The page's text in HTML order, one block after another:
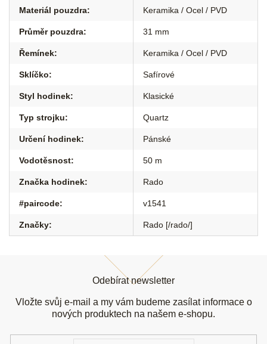
Materiál pouzdra: Keramika / Ocel / PVD
Průměr pouzdra: 31 mm
Řemínek: Keramika / Ocel / PVD
Sklíčko: Safírové
Styl hodinek: Klasické
Typ strojku: Quartz
Určení hodinek: Pánské
Vodotěsnost: 50 m
Značka hodinek: Rado
#paircode: v1541
Značky: Rado [/rado/]
Odebírat newsletter
Vložte svůj e-mail a my vám budeme zasílat informace o
nových produktech na našem e-shopu.